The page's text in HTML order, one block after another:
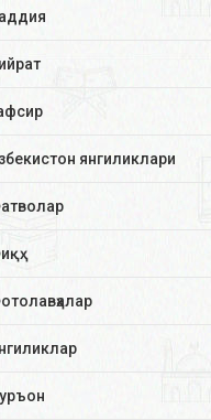
янгиликлари